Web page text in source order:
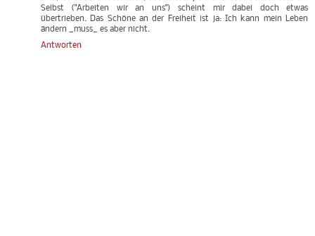
Selbst ("Arbeiten wir an uns") scheint mir dabei doch etwas
übertrieben. Das Schöne an der Freiheit ist ja: Ich kann mein Leben
ändern _muss_ es aber nicht.
Antworten